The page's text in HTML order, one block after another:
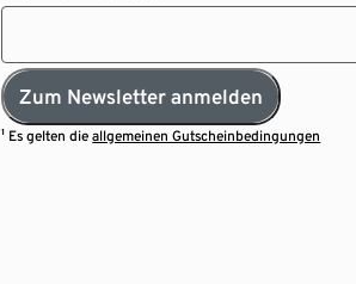
Zum Newsletter anmelden
¹ Es gelten dieallgemeinen Gutscheinbedingungen